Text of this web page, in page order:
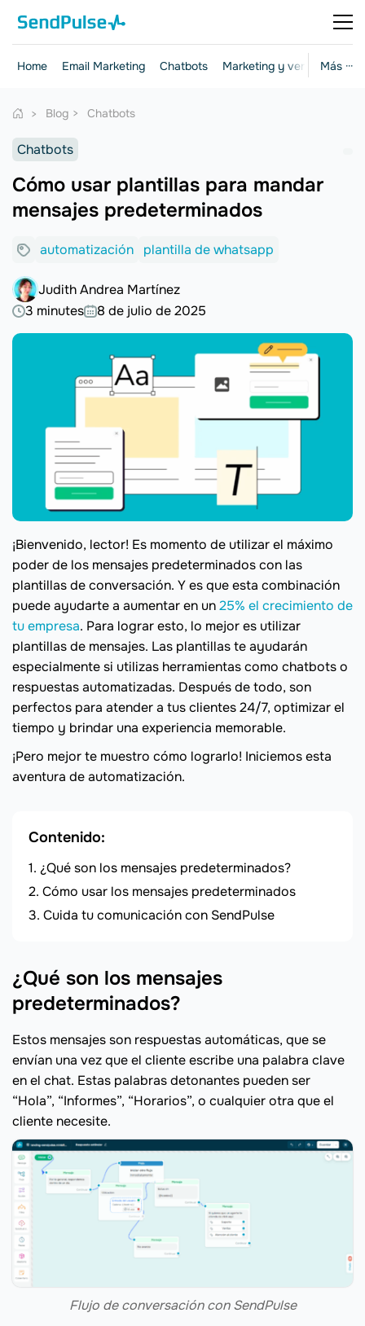
Más ···
Home Email Marketing Chatbots Marketing y ventas
Blog Chatbots
Chatbots
Cómo usar plantillas para mandar
mensajes predeterminados
automatización plantilla de whatsapp
Judith Andrea Martínez
3 minutes
8 de julio de 2025
¡Bienvenido, lector! Es momento de utilizar el máximo
poder de los mensajes predeterminados con las
plantillas de conversación. Y es que esta combinación
puede ayudarte a aumentar en un25% el crecimiento de
tu empresa. Para lograr esto, lo mejor es utilizar
plantillas de mensajes. Las plantillas te ayudarán
especialmente si utilizas herramientas como chatbots o
respuestas automatizadas. Después de todo, son
perfectos para atender a tus clientes 24/7, optimizar el
tiempo y brindar una experiencia memorable.
¡Pero mejor te muestro cómo lograrlo! Iniciemos esta
aventura de automatización.
Contenido:
¿Qué son los mensajes predeterminados?
Cómo usar los mensajes predeterminados
Cuida tu comunicación con SendPulse
¿Qué son los mensajes
predeterminados?
Estos mensajes son respuestas automáticas, que se
envían una vez que el cliente escribe una palabra clave
en el chat. Estas palabras detonantes pueden ser
“Hola”, “Informes”, “Horarios”, o cualquier otra que el
cliente necesite.
Flujo de conversación con SendPulse